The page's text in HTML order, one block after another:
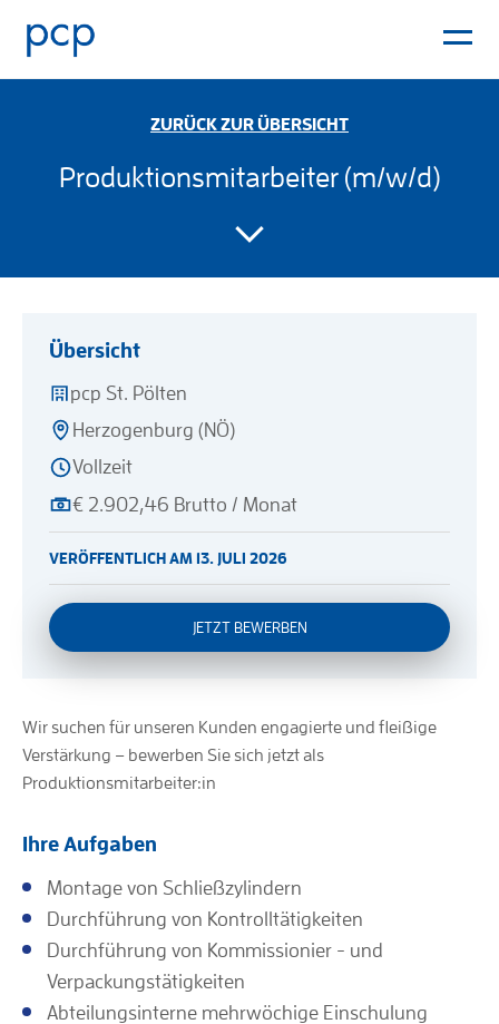
ZURÜCK ZUR ÜBERSICHT
Produktionsmitarbeiter (m/w/d)
Übersicht
pcp St. Pölten
Herzogenburg (NÖ)
Vollzeit
€ 2.902,46 Brutto / Monat
VERÖFFENTLICH AM 13. JULI 2026
JETZT BEWERBEN
Wir suchen für unseren Kunden engagierte und fleißige
Verstärkung – bewerben Sie sich jetzt als
Produktionsmitarbeiter:in
Ihre Aufgaben
Montage von Schließzylindern
Durchführung von Kontrolltätigkeiten
Durchführung von Kommissionier - und
Verpackungstätigkeiten
Abteilungsinterne mehrwöchige Einschulung